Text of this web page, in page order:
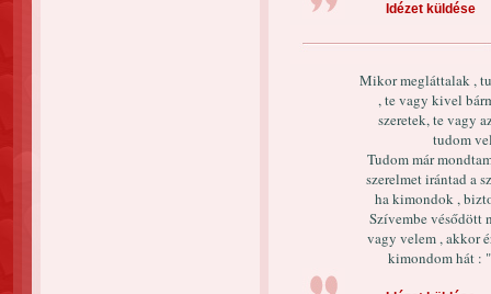
Idézet küldése
Mikor megláttalak ,
, te vagy kivel
szeretek, te vagy
tudom
Tudom már
szerelmet irántad a
ha kimondok ,
Szívembe vésődött
vagy velem , akkor
kimondom hát :